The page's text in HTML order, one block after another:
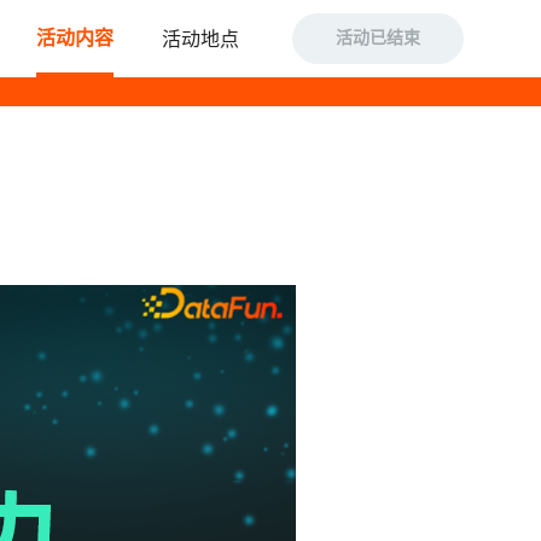
活动内容 活动地点 活动已结束